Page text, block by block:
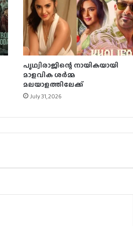
‘ഗപ്പി‘യുടെ പത്താം വാർഷികം;
ടൊവിനോയും ജോൺപോളും വീണ്ടും
ഒന്നിക്കുന്നു
3 ലക്ഷം വിലവരുന്ന വാച്ച്, ജൂഡ്
ആന്തണിയ്ക്ക് സുചിത്ര
മോഹൻലാലിൻറെ സ്നേഹ സമ്മാനം
‘ആശ’യുടെ പോസ്റ്റർ പുറത്ത്; റിലീസ്
പൃഥ്വിരാജിന്റെ നായികയായി
മാളവിക ശര്‍മ്മ
മലയാളത്തിലേക്ക്
July 31, 2026